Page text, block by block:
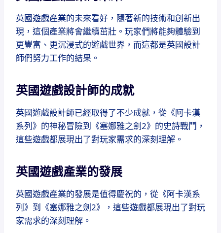
英國遊戲產業的未來看好，隨著新的技術和創新出
現，這個產業將會繼續茁壯。玩家們將能夠體驗到
更豐富、更沉浸式的遊戲世界，而這都是英國設計
師們努力工作的結果。
英國遊戲設計師的成就
英國遊戲設計師已經取得了不少成就，從《阿卡漢
系列》的神秘冒險到《塞娜雅之劍2》的史詩戰鬥，
這些遊戲都展現出了對玩家需求的深刻理解。
英國遊戲產業的發展
英國遊戲產業的發展是值得慶祝的，從《阿卡漢系
列》到《塞娜雅之劍2》，這些遊戲都展現出了對玩
家需求的深刻理解。